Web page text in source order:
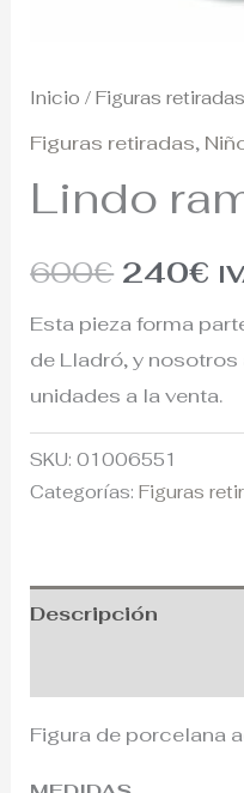
Inicio /Figuras retiradas
Figuras retiradas,
Lindo
600€ 240€
Esta pieza forma
de Lladró, y
unidades a la venta.
SKU:01006551
Categorías:Figuras
Descripción
Figura de porcelana